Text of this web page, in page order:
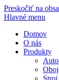
Preskočiť na
Hlavné menu
Domov
O nás
Produkty